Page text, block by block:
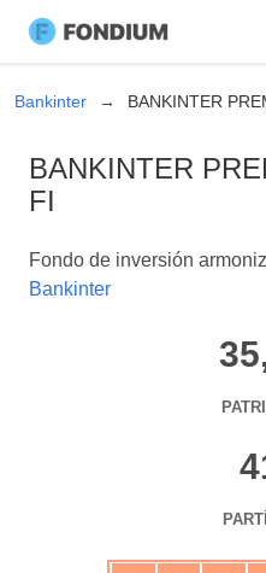
Bankinter BANKINTER
BANKINTER
FI
Fondo de inversión
Bankinter